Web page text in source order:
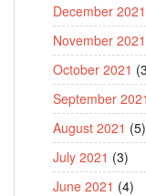
December 2021
November 2021
October 2021
September 2021
August 2021 (5)
July 2021 (3)
June 2021 (4)